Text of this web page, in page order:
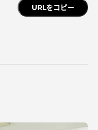
URLをコピー